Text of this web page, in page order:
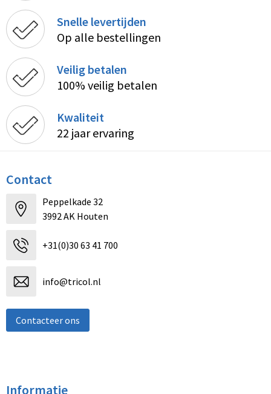
Snelle levertijden
Op alle bestellingen
Veilig betalen
100% veilig betalen
Kwaliteit
22 jaar ervaring
Contact
Peppelkade 32
3992 AK Houten
+31(0)30 63 41 700
info@tricol.nl
Contacteer ons
Informatie